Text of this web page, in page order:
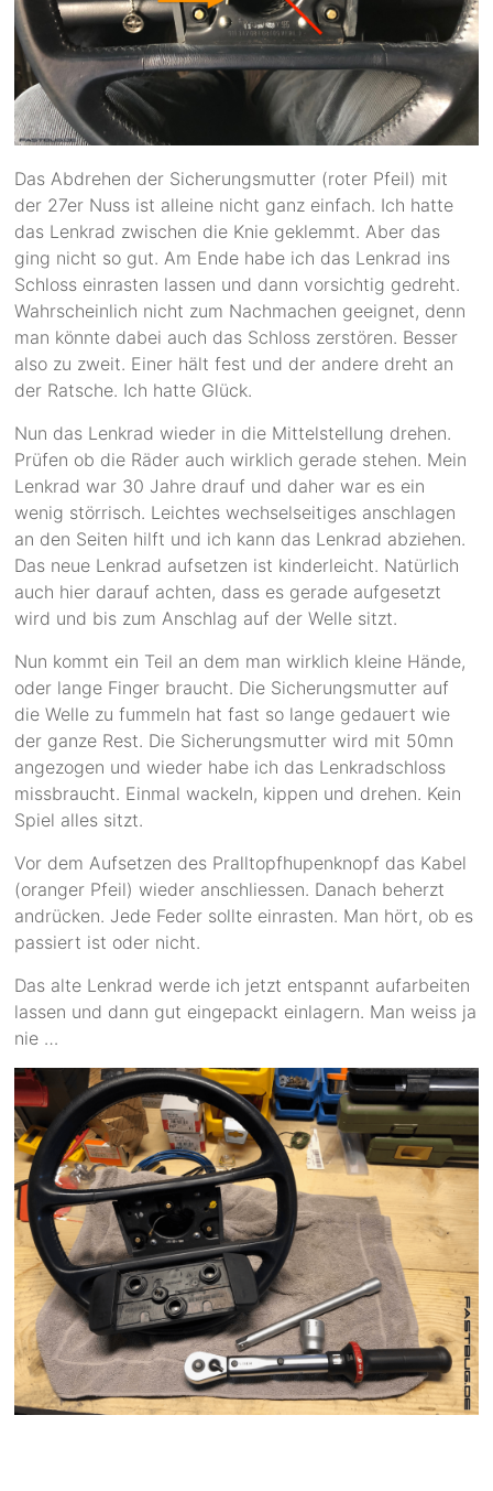
Das Abdrehen der Sicherungsmutter (roter Pfeil) mit
der 27er Nuss ist alleine nicht ganz einfach. Ich hatte
das Lenkrad zwischen die Knie geklemmt. Aber das
ging nicht so gut. Am Ende habe ich das Lenkrad ins
Schloss einrasten lassen und dann vorsichtig gedreht.
Wahrscheinlich nicht zum Nachmachen geeignet, denn
man könnte dabei auch das Schloss zerstören. Besser
also zu zweit. Einer hält fest und der andere dreht an
der Ratsche. Ich hatte Glück.
Nun das Lenkrad wieder in die Mittelstellung drehen.
Prüfen ob die Räder auch wirklich gerade stehen. Mein
Lenkrad war 30 Jahre drauf und daher war es ein
wenig störrisch. Leichtes wechselseitiges anschlagen
an den Seiten hilft und ich kann das Lenkrad abziehen.
Das neue Lenkrad aufsetzen ist kinderleicht. Natürlich
auch hier darauf achten, dass es gerade aufgesetzt
wird und bis zum Anschlag auf der Welle sitzt.
Nun kommt ein Teil an dem man wirklich kleine Hände,
oder lange Finger braucht. Die Sicherungsmutter auf
die Welle zu fummeln hat fast so lange gedauert wie
der ganze Rest. Die Sicherungsmutter wird mit 50mn
angezogen und wieder habe ich das Lenkradschloss
missbraucht. Einmal wackeln, kippen und drehen. Kein
Spiel alles sitzt.
Vor dem Aufsetzen des Pralltopfhupenknopf das Kabel
(oranger Pfeil) wieder anschliessen. Danach beherzt
andrücken. Jede Feder sollte einrasten. Man hört, ob es
passiert ist oder nicht.
Das alte Lenkrad werde ich jetzt entspannt aufarbeiten
lassen und dann gut eingepackt einlagern. Man weiss ja
nie …